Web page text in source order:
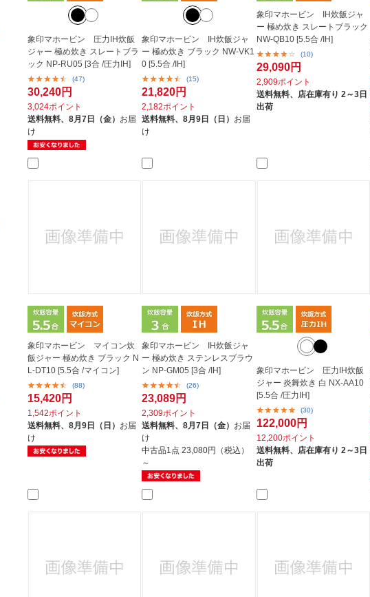
象印マホービン 圧力IH炊飯
ジャー 極め炊き スレートブラ
ック NP-RU05 [3合 /圧力IH]
(47)
30,240円
3,024ポイント
送料無料、 8月7日（金） お届
け
象印マホービン IH炊飯ジャ
ー 極め炊き ブラック NW-VK1
0 [5.5合 /IH]
(15)
21,820円
2,182ポイント
送料無料、8月9日（日） お届
け
象印マホービン IH炊飯ジャ
ー 極め炊き スレートブラック
NW-QB10 [5.5合 /IH]
(10)
29,090円
2,909ポイント
送料無料、 店在庫有り 2～3日
出荷
象印マホービン マイコン炊
飯ジャー 極め炊き ブラック N
L-DT10 [5.5合 /マイコン]
(88)
15,420円
1,542ポイント
送料無料、 8月9日（日） お届
け
象印マホービン IH炊飯ジャ
ー 極め炊き ステンレスブラウ
ン NP-GM05 [3合 /IH]
(26)
23,089円
2,309ポイント
送料無料、8月7日（金） お届
け
中古品1点23,080円（税込）
～
象印マホービン 圧力IH炊飯
ジャー 炎舞炊き 白 NX-AA10
[5.5合 /圧力IH]
(30)
122,000円
12,200ポイント
送料無料、 店在庫有り 2～3日
出荷